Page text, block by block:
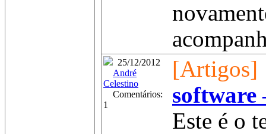
25/12/2012
André
Celestino
Comentários:
1
[Artigos]
software
Este é o